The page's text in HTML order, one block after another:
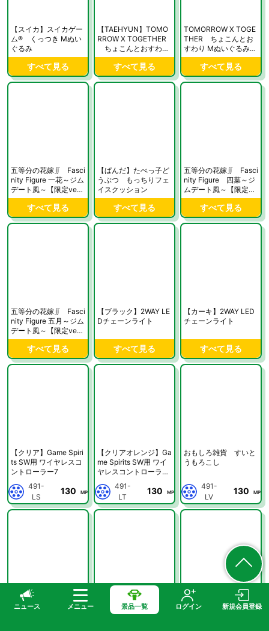
ニュース メニュー 景品一覧 ログイン 新規会員登録
【スイカ】スイカゲー
ム® くっつき Mぬい
ぐるみ
すべて見る
【TAEHYUN】TOMO
RROW X TOGETHER
ちょこんとおすわり
Mぬいぐるみ ～CROW
N～ “TAEHYUN＆HUE
NINGKAI”
すべて見る
TOMORROW X TOGE
THER ちょこんとお
すわり Mぬいぐるみ
～CROWN～ “SOOBI
すべて見る
五等分の花嫁∬ Fasci
nity Figure 一花～ジム
デート風～【限定ve
r.】
すべて見る
【ぱんだ】たべっ子ど
うぶつ もっちりフェ
イスクッション
すべて見る
五等分の花嫁∬ Fasci
nity Figure 四葉～ジ
ムデート風～【限定ve
r.】
すべて見る
五等分の花嫁∬ Fasci
nity Figure 五月～ジム
デート風～【限定ve
r.】
すべて見る
【ブラック】2WAY LE
Dチェーンライト
すべて見る
【カーキ】2WAY LED
チェーンライト
すべて見る
【クリア】Game Spiri
ts SW用 ワイヤレスコ
ントローラー7
491-
LS
130 MP
【クリアオレンジ】Ga
me Spirits SW用 ワイ
ヤレスコントローラー
491-
LT
130 MP
おもしろ雑貨 すいと
うもろこし
491-
LV
130 MP
おもしろ雑貨 マウス
パゲッティ
おもしろ雑貨 メロン
【バニラ】おもしろ雑
貨 ソフトクリームラ